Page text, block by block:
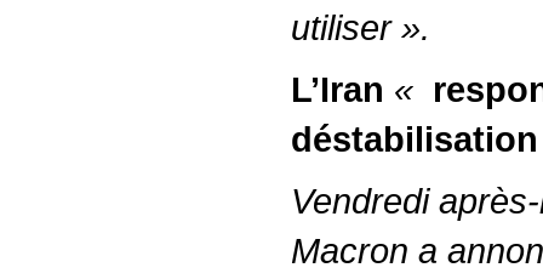
utiliser ».
L’Iran «
déstabilisation
Vendredi
Macron a